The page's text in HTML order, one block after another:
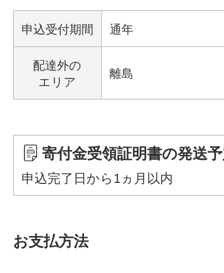
申込受付期間 通年
配達外の
エリア
離島
寄付金受領証明書の発送
申込完了日から1ヵ月以内
お支払方法